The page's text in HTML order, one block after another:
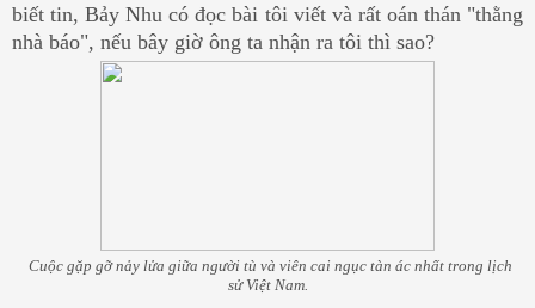
biết tin, Bảy Nhu có đọc bài tôi viết và rất oán thán "thằng
nhà báo", nếu bây giờ ông ta nhận ra tôi thì sao?
Cuộc gặp gỡ nảy lửa giữa người tù và viên cai ngục tàn ác nhất trong lịch
sử Việt Nam.